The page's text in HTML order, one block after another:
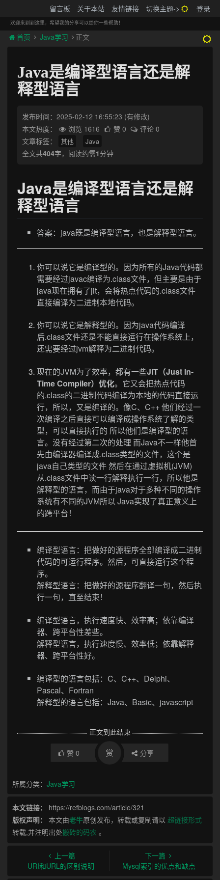
留言板 关于本站 友情链接 切换主题-> 登录
欢迎来到到这里，希望我的分享可以给你一些帮助！
首页 Java学习 正文
Java是编译型语言还是解
释型语言
发布时间：2025-02-12 16:55:23 (有修改)
本文热度：
浏览 1616 赞 0
评论 0
文章标签：
其他 Java
全文共404字，阅读约需1分钟
Java是编译型语言还是解
释型语言
答案：java既是编译型语言，也是解释型语言。
你可以说它是编译型的。因为所有的Java代码都
需要经过javac编译为.class文件，但主要是由于
java现在拥有了jit，会将热点代码的.class文件
直接编译为二进制本地代码。
你可以说它是解释型的。因为java代码编译
后.class文件还是不能直接运行在操作系统上，
还需要经过jvm解释为二进制代码。
现在的JVM为了效率，都有一些JIT（Just In-
Time Compiler）优化。它又会把热点代码
的.class的二进制代码编译为本地的代码直接运
行，所以，又是编译的。像C、C++ 他们经过一
次编译之后直接可以编译成操作系统了解的类
型，可以直接执行的 所以他们是编译型的语
言。没有经过第二次的处理 而Java不一样他首
先由编译器编译成.class类型的文件，这个是
java自己类型的文件 然后在通过虚拟机(JVM)
从.class文件中读一行解释执行一行，所以他是
解释型的语言，而由于java对于多种不同的操作
系统有不同的JVM所以 Java实现了真正意义上
的跨平台！
编译型语言：把做好的源程序全部编译成二进制
代码的可运行程序。然后，可直接运行这个程
序。
解释型语言：把做好的源程序翻译一句，然后执
行一句，直至结束！
编译型语言，执行速度快、效率高；依靠编译
器、跨平台性差些。
解释型语言，执行速度慢、效率低；依靠解释
器、跨平台性好。
编译型的语言包括：C、C++、Delphi、
Pascal、Fortran
解释型的语言包括：Java、Basic、javascript
正文到此结束
赞 0 赏 分享
所属分类： Java学习
本文链接：
https://refblogs.com/article/321
版权声明：
本文由老牛原创发布，转载或复制请以 超链接形式
转载,并注明出处搬砖的码农 。
上一篇
URI和URL的区别说明
下一篇
Mysql索引的优点和缺点